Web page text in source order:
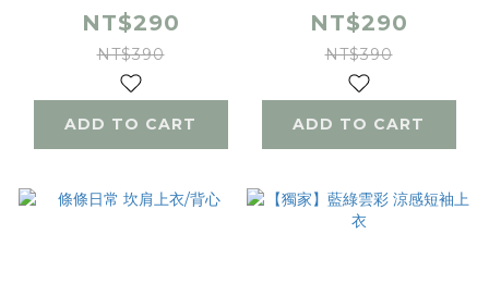
NT$290
NT$390
ADD TO CART
NT$290
NT$390
ADD TO CART